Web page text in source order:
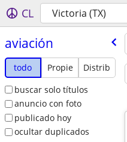
CL Victoria (TX)
aviación
todo Propie
Distrib
buscar solo títulos
anuncio con foto
publicado hoy
ocultar duplicados